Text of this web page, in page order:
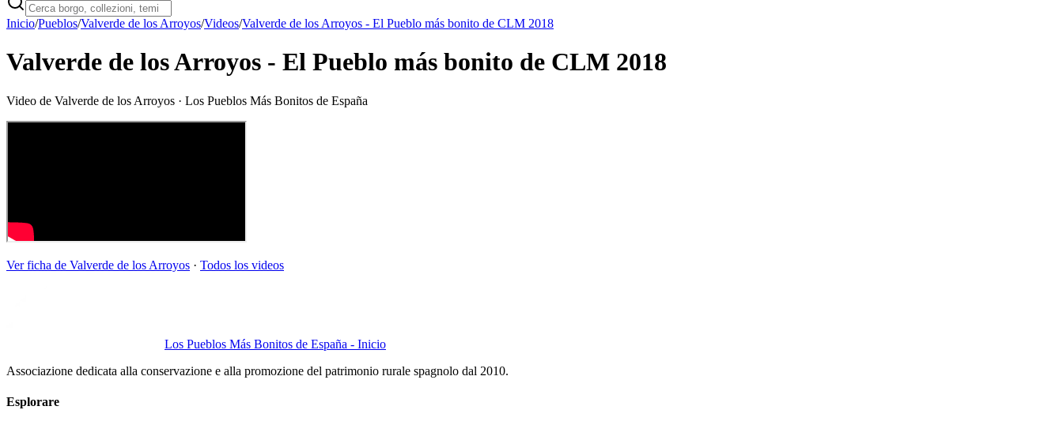
Inicio/Pueblos/Valverde de los Arroyos/Videos/Valverde de los Arroyos - El Pueblo más bonito de CLM 2018
Valverde de los Arroyos - El Pueblo más bonito de CLM 2018
Video de Valverde de los Arroyos · Los Pueblos Más Bonitos de España
Ver ficha de Valverde de los Arroyos · Todos los videos
Los Pueblos Más Bonitos de España - Inicio
Associazione dedicata alla conservazione e alla promozione del patrimonio rurale spagnolo dal 2010.
Esplorare